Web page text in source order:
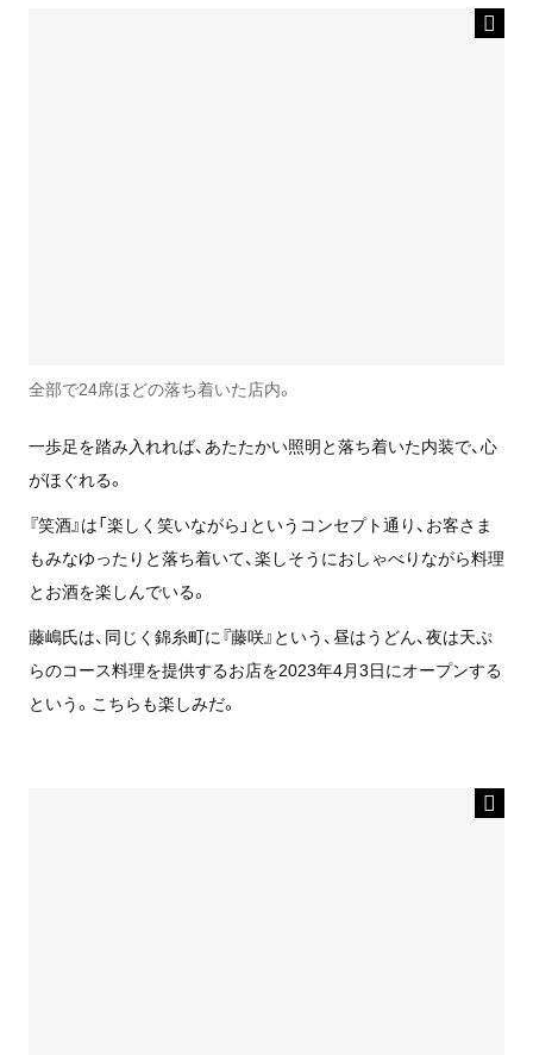
全部で24席ほどの落ち着いた店内。
一歩足を踏み入れれば、あたたかい照明と落ち着いた内装で、心
がほぐれる。
『笑酒』は「楽しく笑いながら」というコンセプト通り、お客さま
もみなゆったりと落ち着いて、楽しそうにおしゃべりながら料理
とお酒を楽しんでいる。
藤嶋氏は、同じく錦糸町に『藤咲』という、昼はうどん、夜は天ぷ
らのコース料理を提供するお店を2023年4月3日にオープンする
という。 こちらも楽しみだ。